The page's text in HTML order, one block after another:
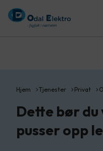
Hjem Tjenester Privat
Dette bør
pusser opp